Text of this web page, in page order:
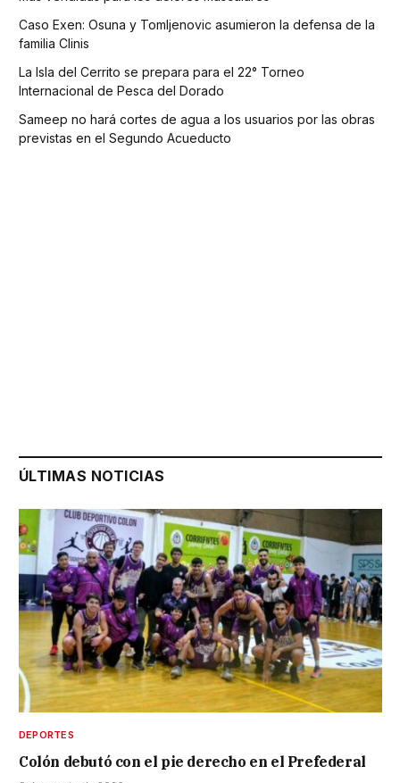
Caso Exen: Osuna y Tomljenovic asumieron la defensa de la
familia Clinis
La Isla del Cerrito se prepara para el 22° Torneo
Internacional de Pesca del Dorado
Sameep no hará cortes de agua a los usuarios por las obras
previstas en el Segundo Acueducto
ÚLTIMAS NOTICIAS
DEPORTES
Colón debutó con el pie derecho en el Prefederal